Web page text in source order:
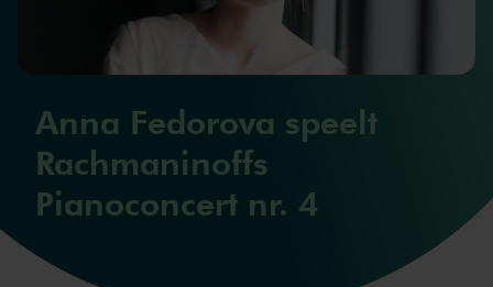
Anna Fedorova speelt
Rachmaninoffs
Pianoconcert nr. 4